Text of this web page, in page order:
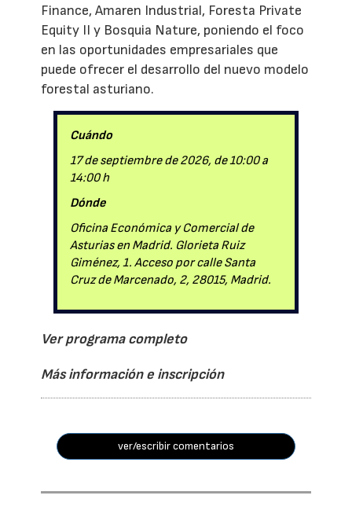
Finance, Amaren Industrial, Foresta Private
Equity II y Bosquia Nature, poniendo el foco
en las oportunidades empresariales que
puede ofrecer el desarrollo del nuevo modelo
forestal asturiano.
Cuándo
17 de septiembre de 2026, de 10:00 a
14:00 h
Dónde
Oficina Económica y Comercial de
Asturias en Madrid. Glorieta Ruiz
Giménez, 1. Acceso por calle Santa
Cruz de Marcenado, 2, 28015, Madrid.
Ver programa completo
Más información e inscripción
ver/escribir comentarios